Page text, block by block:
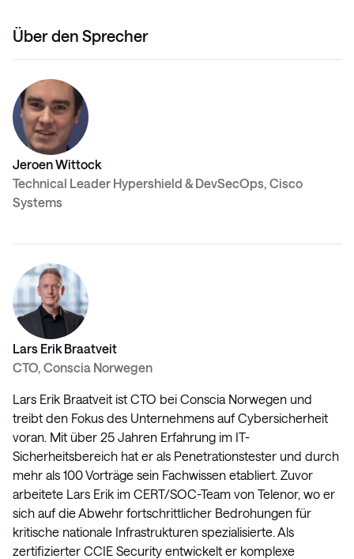
Über den Sprecher
Jeroen Wittock
Technical Leader Hypershield & DevSecOps, Cisco
Systems
Lars Erik Braatveit
CTO, Conscia Norwegen
Lars Erik Braatveit ist CTO bei Conscia Norwegen und
treibt den Fokus des Unternehmens auf Cybersicherheit
voran. Mit über 25 Jahren Erfahrung im IT-
Sicherheitsbereich hat er als Penetrationstester und durch
mehr als 100 Vorträge sein Fachwissen etabliert. Zuvor
arbeitete Lars Erik im CERT/SOC-Team von Telenor, wo er
sich auf die Abwehr fortschrittlicher Bedrohungen für
kritische nationale Infrastrukturen spezialisierte. Als
zertifizierter CCIE Security entwickelt er komplexe